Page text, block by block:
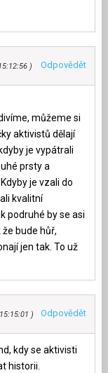
Odpovědět
můžeme si
aktivistů dělají
je vypátrali
prsty a
je vzali do
kvalitní
podruhé by se asi
bude hůř,
jen tak. To už
15:15:01 Odpovědět
kdy se aktivisti
historii.